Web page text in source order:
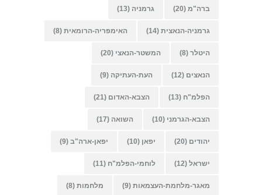
ברה"מ (20) גרמניה (13)
גרמניה-הנאצית (14) האימפריה-הרומאית (8)
היטלר (8) המשטר-הנאצי (20)
הנאצים (12) העת-העתיקה (9)
הפלמ"ח (13) הצבא-האדום (21)
הצבא-הגרמני (10) השואה (17)
יהודים (20) יפאן (10) יפאן-ארה"ב (9)
ישראל (12) לוחמי-הפלמ"ח (11)
מאגר-מלחמת-העצמאות (9) מלחמות (8)